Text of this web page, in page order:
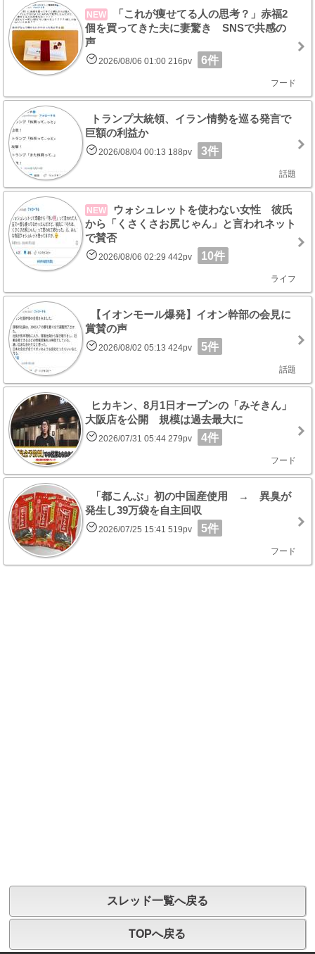
NEW
「これが痩せてる人の思考？」赤福2
個を買ってきた夫に妻驚き SNSで共感の
声
2026/08/06 01:00 216pv 6件
フード
トランプ大統領、イラン情勢を巡る発言で
巨額の利益か
2026/08/04 00:13 188pv 3件
話題
NEW
ウォシュレットを使わない女性 彼氏
から「くさくさお尻じゃん」と言われネット
で賛否
2026/08/06 02:29 442pv 10件
ライフ
【イオンモール爆発】イオン幹部の会見に
賞賛の声
2026/08/02 05:13 424pv 5件
話題
ヒカキン、8月1日オープンの「みそきん」
大阪店を公開 規模は過去最大に
2026/07/31 05:44 279pv 4件
フード
「都こんぶ」初の中国産使用 → 異臭が
発生し39万袋を自主回収
2026/07/25 15:41 519pv 5件
フード
スレッド一覧へ戻る
TOPへ戻る